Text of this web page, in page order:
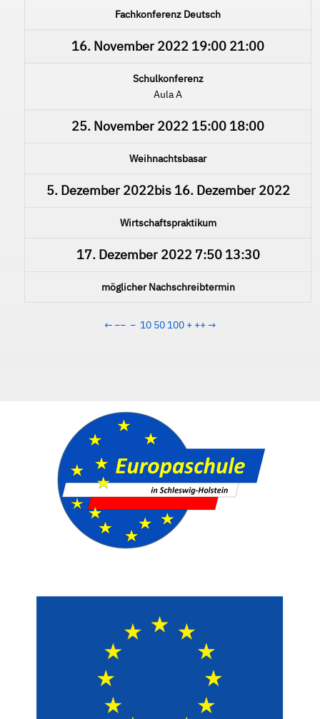
Fachkonferenz Deutsch
16. November 2022 19:00 21:00
Schulkonferenz
Aula A
25. November 2022 15:00 18:00
Weihnachtsbasar
5. Dezember 2022bis 16. Dezember 2022
Wirtschaftspraktikum
17. Dezember 20227:50 13:30
möglicher Nachschreibtermin
← −− − 10 50 100 + ++→